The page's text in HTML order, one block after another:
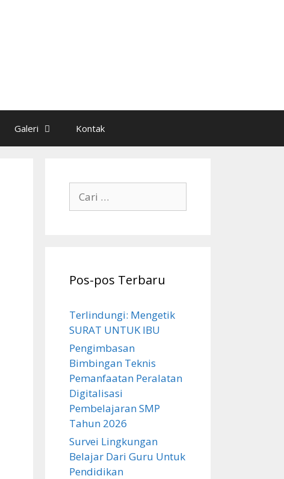
Galeri Kontak
untuk:
Pos-pos Terbaru
Terlindungi: Mengetik
SURAT UNTUK IBU
Pengimbasan
Bimbingan Teknis
Pemanfaatan Peralatan
Digitalisasi
Pembelajaran SMP
Tahun 2026
Survei Lingkungan
Belajar Dari Guru Untuk
Pendidikan